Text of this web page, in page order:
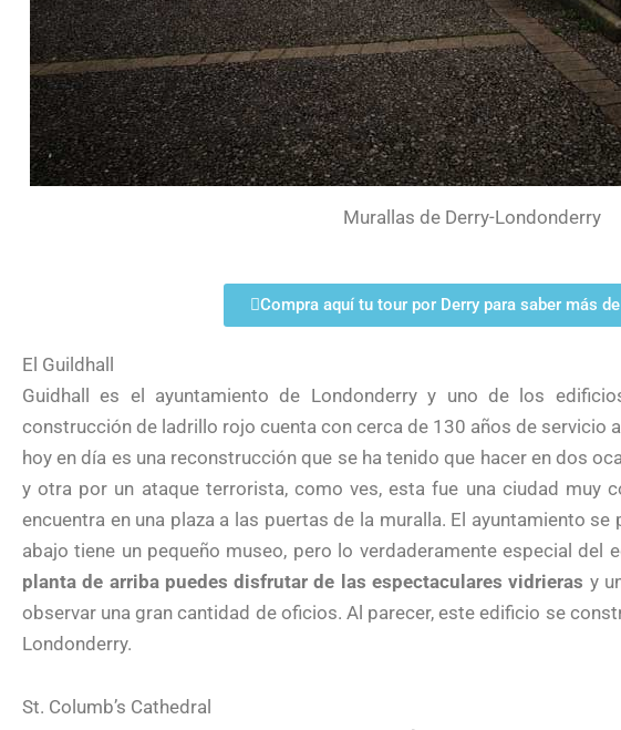
Murallas de Derry-Londonderry
Compra aquí tu tour por Derry para saber más
El Guildhall
Guidhall es el ayuntamiento de Londonderry y uno de los
construcción de ladrillo rojo cuenta con cerca de 130 años de servicio
hoy en día es una reconstrucción que se ha tenido que hacer en dos
y otra por un ataque terrorista, como ves, esta fue una ciudad muy
encuentra en una plaza a las puertas de la muralla. El ayuntamiento
abajo tiene un pequeño museo, pero lo verdaderamente especial del
planta de arriba puedes disfrutar de las espectaculares vidrieras y
observar una gran cantidad de oficios. Al parecer, este edificio se
Londonderry.
St. Columb’s Cathedral